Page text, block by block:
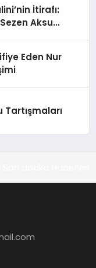
İtirafı:
Aksu
Eden Nur
Tartışmaları